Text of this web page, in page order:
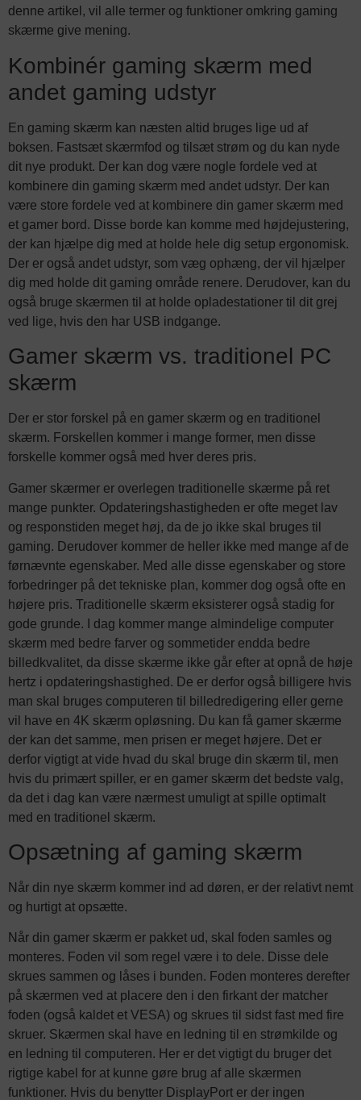
denne artikel, vil alle termer og funktioner omkring gaming
skærme give mening.
Kombinér gaming skærm med
andet gaming udstyr
En gaming skærm kan næsten altid bruges lige ud af
boksen. Fastsæt skærmfod og tilsæt strøm og du kan nyde
dit nye produkt. Der kan dog være nogle fordele ved at
kombinere din gaming skærm med andet udstyr. Der kan
være store fordele ved at kombinere din gamer skærm med
et gamer bord. Disse borde kan komme med højdejustering,
der kan hjælpe dig med at holde hele dig setup ergonomisk.
Der er også andet udstyr, som væg ophæng, der vil hjælper
dig med holde dit gaming område renere. Derudover, kan du
også bruge skærmen til at holde opladestationer til dit grej
ved lige, hvis den har USB indgange.
Gamer skærm vs. traditionel PC
skærm
Der er stor forskel på en gamer skærm og en traditionel
skærm. Forskellen kommer i mange former, men disse
forskelle kommer også med hver deres pris.
Gamer skærmer er overlegen traditionelle skærme på ret
mange punkter. Opdateringshastigheden er ofte meget lav
og responstiden meget høj, da de jo ikke skal bruges til
gaming. Derudover kommer de heller ikke med mange af de
førnævnte egenskaber. Med alle disse egenskaber og store
forbedringer på det tekniske plan, kommer dog også ofte en
højere pris. Traditionelle skærm eksisterer også stadig for
gode grunde. I dag kommer mange almindelige computer
skærm med bedre farver og sommetider endda bedre
billedkvalitet, da disse skærme ikke går efter at opnå de høje
hertz i opdateringshastighed. De er derfor også billigere hvis
man skal bruges computeren til billedredigering eller gerne
vil have en 4K skærm opløsning. Du kan få gamer skærme
der kan det samme, men prisen er meget højere. Det er
derfor vigtigt at vide hvad du skal bruge din skærm til, men
hvis du primært spiller, er en gamer skærm det bedste valg,
da det i dag kan være nærmest umuligt at spille optimalt
med en traditionel skærm.
Opsætning af gaming skærm
Når din nye skærm kommer ind ad døren, er der relativt nemt
og hurtigt at opsætte.
Når din gamer skærm er pakket ud, skal foden samles og
monteres. Foden vil som regel være i to dele. Disse dele
skrues sammen og låses i bunden. Foden monteres derefter
på skærmen ved at placere den i den firkant der matcher
foden (også kaldet et VESA) og skrues til sidst fast med fire
skruer. Skærmen skal have en ledning til en strømkilde og
en ledning til computeren. Her er det vigtigt du bruger det
rigtige kabel for at kunne gøre brug af alle skærmen
funktioner. Hvis du benytter DisplayPort er der ingen